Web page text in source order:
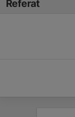
Referat